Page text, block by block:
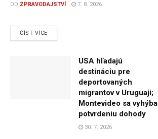
OD ZPRAVODAJSTVÍ 7. 8. 2026
ČÍST VÍCEDETAILS
USA hľadajú
destináciu pre
deportovaných
migrantov v Uruguaji;
Montevideo sa vyhýba
potvrdeniu dohody
30. 7. 2026